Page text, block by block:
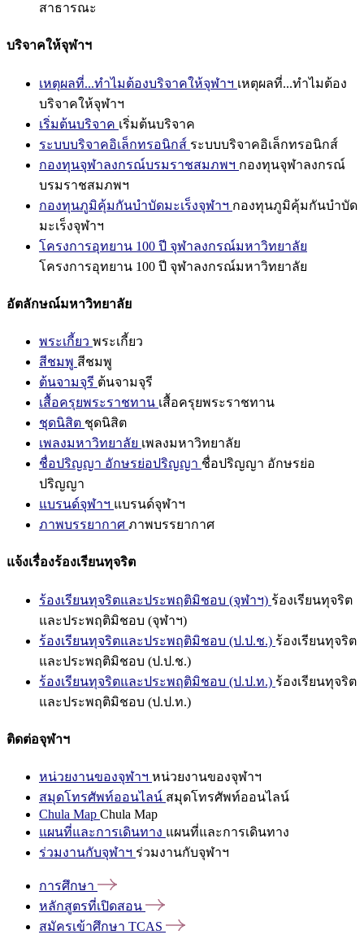
สาธารณะ
บริจาคให้จุฬาฯ
เหตุผลที่...ทำไมต้องบริจาคให้จุฬาฯ เหตุผลที่...ทำไมต้อง
บริจาคให้จุฬาฯ
เริ่มต้นบริจาค เริ่มต้นบริจาค
ระบบบริจาคอิเล็กทรอนิกส์ ระบบบริจาคอิเล็กทรอนิกส์
กองทุนจุฬาลงกรณ์บรมราชสมภพฯ กองทุนจุฬาลงกรณ์
บรมราชสมภพฯ
กองทุนภูมิคุ้มกันบำบัดมะเร็งจุฬาฯ กองทุนภูมิคุ้มกันบำบัด
มะเร็งจุฬาฯ
โครงการอุทยาน 100 ปี จุฬาลงกรณ์มหาวิทยาลัย
โครงการอุทยาน 100 ปี จุฬาลงกรณ์มหาวิทยาลัย
อัตลักษณ์มหาวิทยาลัย
พระเกี้ยว พระเกี้ยว
สีชมพู สีชมพู
ต้นจามจุรี ต้นจามจุรี
เสื้อครุยพระราชทาน เสื้อครุยพระราชทาน
ชุดนิสิต ชุดนิสิต
เพลงมหาวิทยาลัย เพลงมหาวิทยาลัย
ชื่อปริญญา อักษรย่อปริญญา ชื่อปริญญา อักษรย่อ
ปริญญา
แบรนด์จุฬาฯ แบรนด์จุฬาฯ
ภาพบรรยากาศ ภาพบรรยากาศ
แจ้งเรื่องร้องเรียนทุจริต
ร้องเรียนทุจริตและประพฤติมิชอบ (จุฬาฯ) ร้องเรียนทุจริต
และประพฤติมิชอบ (จุฬาฯ)
ร้องเรียนทุจริตและประพฤติมิชอบ (ป.ป.ช.) ร้องเรียนทุจริต
และประพฤติมิชอบ (ป.ป.ช.)
ร้องเรียนทุจริตและประพฤติมิชอบ (ป.ป.ท.) ร้องเรียนทุจริต
และประพฤติมิชอบ (ป.ป.ท.)
ติดต่อจุฬาฯ
หน่วยงานของจุฬาฯ หน่วยงานของจุฬาฯ
สมุดโทรศัพท์ออนไลน์ สมุดโทรศัพท์ออนไลน์
Chula Map Chula Map
แผนที่และการเดินทาง แผนที่และการเดินทาง
ร่วมงานกับจุฬาฯ ร่วมงานกับจุฬาฯ
การศึกษา
หลักสูตรที่เปิดสอน
สมัครเข้าศึกษา TCAS